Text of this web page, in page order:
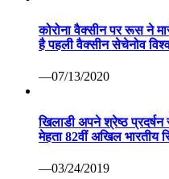
कोरोना वैक्सीन पर रूस ने
है पहली वैक्सीन सेचेनोव
—07/13/2020
खिलाडी अपने श्रेष्ठ प्रदर्षन
मेहता 82वीं अखिल भारतीय
—03/24/2019